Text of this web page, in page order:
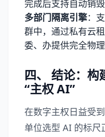
完成后支持自动销
多部门隔离引擎：
群中，通过私有云
委、办提供完全物
四、 结论：构
“主权 AI”
在数字主权日益受
单位选型 AI 的标尺